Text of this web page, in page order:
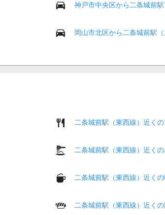
神戸市中央区から二条城前
岡山市北区から二条城前駅
二条城前駅（東西線）近く
二条城前駅（東西線）近く
二条城前駅（東西線）近く
二条城前駅（東西線）近く